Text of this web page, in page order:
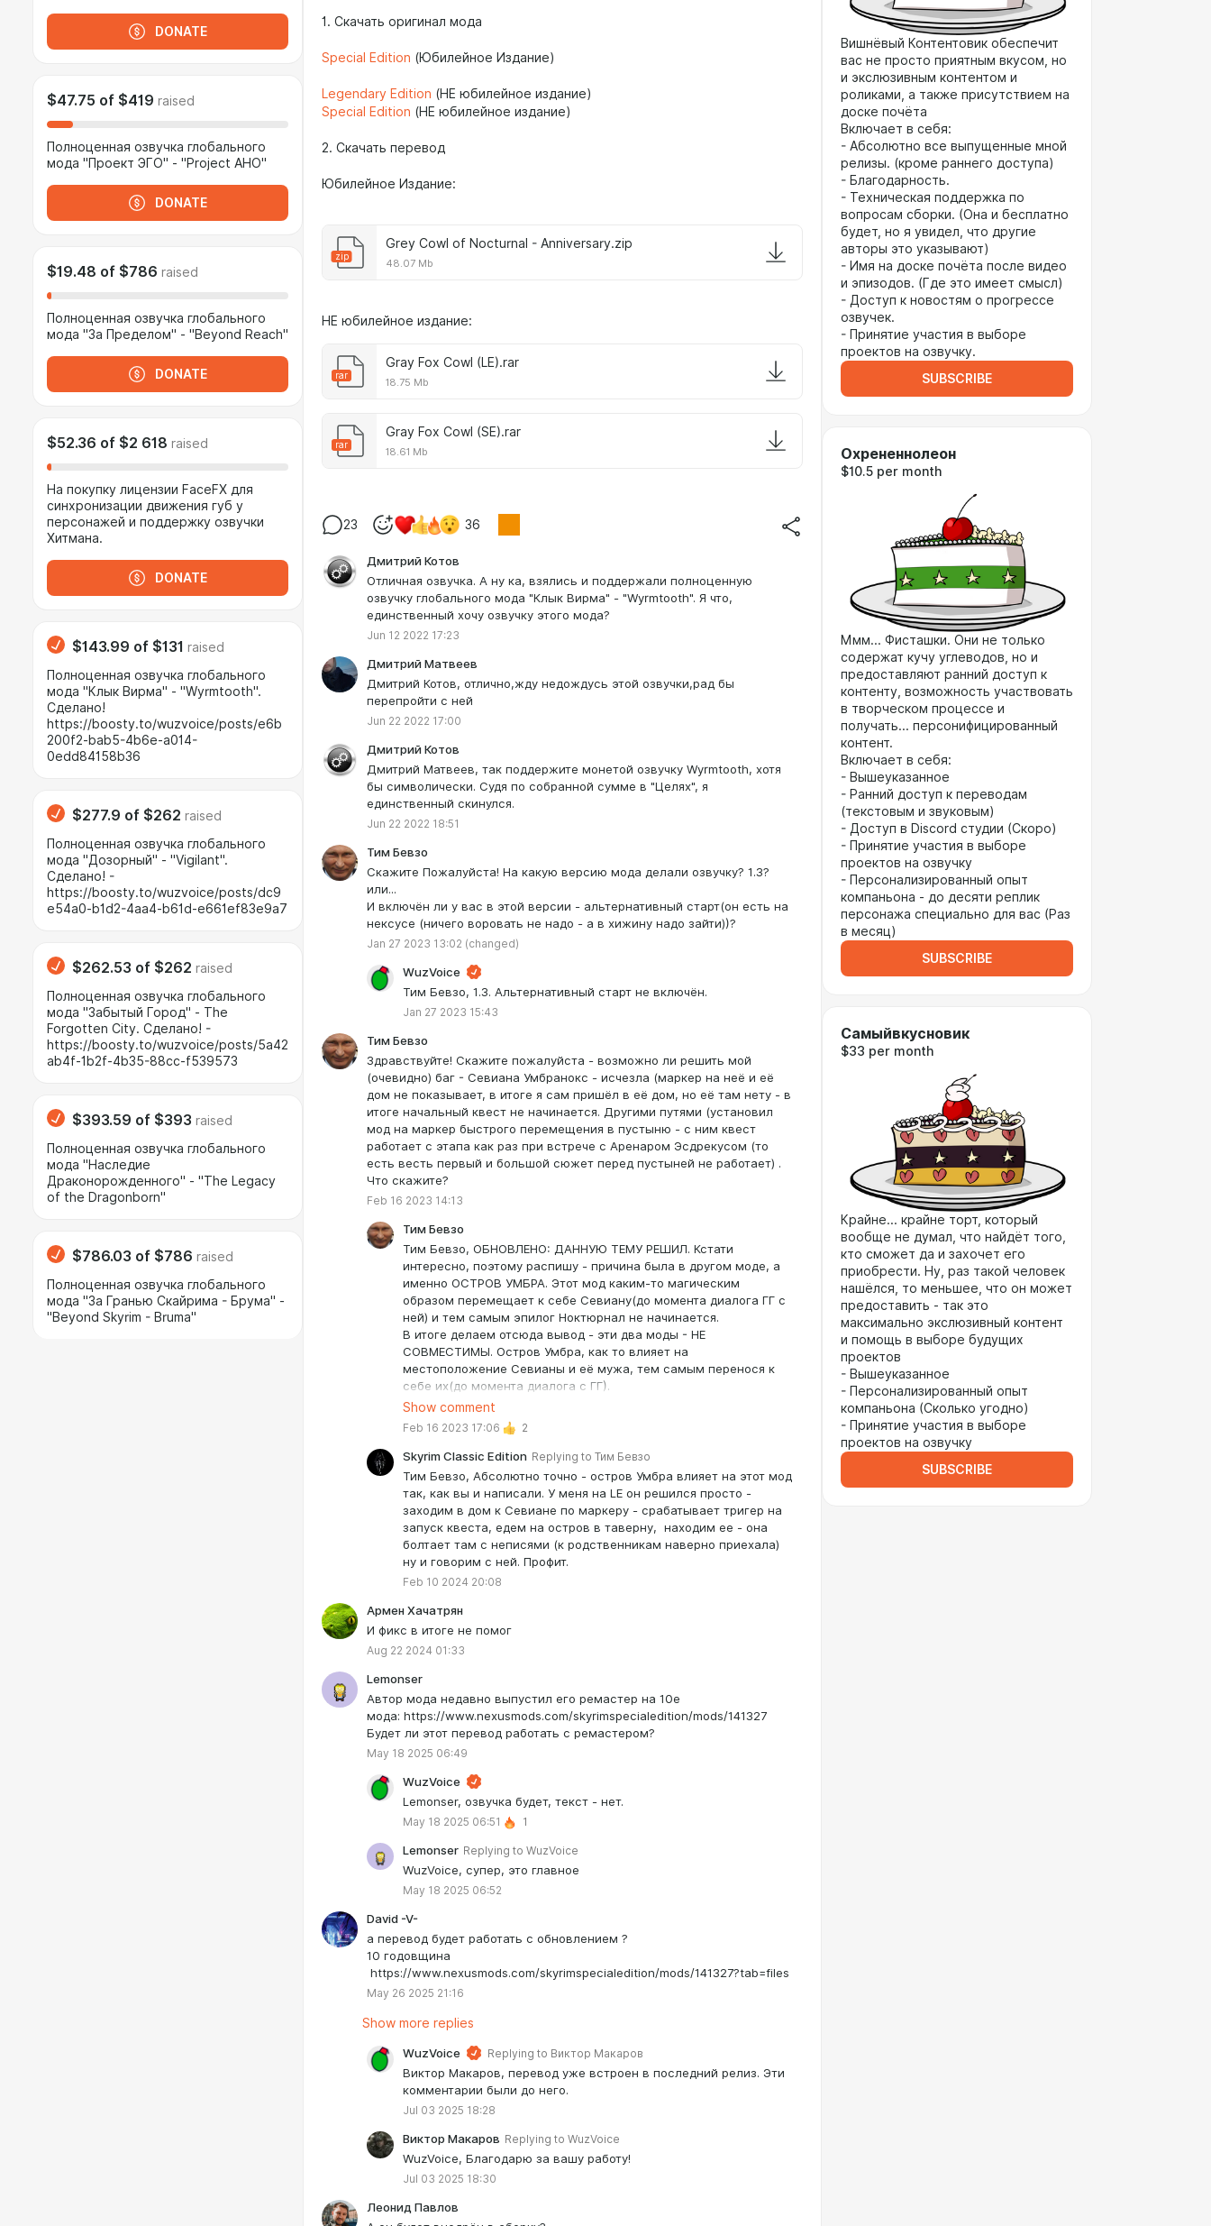
DONATE
$47.75 of $419 raised
Полноценная озвучка глобального
мода "Проект ЭГО" - "Project AHO"
DONATE
$19.48 of $786 raised
Полноценная озвучка глобального
мода "За Пределом" - "Beyond Reach"
DONATE
$52.36 of $2 618 raised
На покупку лицензии FaceFX для
синхронизации движения губ у
персонажей и поддержку озвучки
Хитмана.
DONATE
$143.99 of $131 raised
Полноценная озвучка глобального
мода "Клык Вирма" - "Wyrmtooth".
Сделано!
https://boosty.to/wuzvoice/posts/e6b
200f2-bab5-4b6e-a014-
0edd84158b36
$277.9 of $262 raised
Полноценная озвучка глобального
мода "Дозорный" - "Vigilant".
Сделано! -
https://boosty.to/wuzvoice/posts/dc9
e54a0-b1d2-4aa4-b61d-e661ef83e9a7
$262.53 of $262 raised
Полноценная озвучка глобального
мода "Забытый Город" - The
Forgotten City. Сделано! -
https://boosty.to/wuzvoice/posts/5a42
ab4f-1b2f-4b35-88cc-f539573
$393.59 of $393 raised
Полноценная озвучка глобального
мода "Наследие
Драконорожденного" - "The Legacy
of the Dragonborn"
$786.03 of $786 raised
Полноценная озвучка глобального
мода "За Гранью Скайрима - Брума" -
"Beyond Skyrim - Bruma"
1. Скачать оригинал мода
Special Edition (Юбилейное Издание)
Legendary Edition (НЕ юбилейное издание)
Special Edition (НЕ юбилейное издание)
2. Скачать перевод
Юбилейное Издание:
zip
Grey Cowl of Nocturnal - Anniversary.zip
48.07 Mb
НЕ юбилейное издание:
rar
Gray Fox Cowl (LE).rar
18.75 Mb
rar
Gray Fox Cowl (SE).rar
18.61 Mb
23 36
Дмитрий Котов
Отличная озвучка. А ну ка, взялись и поддержали полноценную
озвучку глобального мода "Клык Вирма" - "Wyrmtooth". Я что,
единственный хочу озвучку этого мода?
Jun 12 2022 17:23
Дмитрий Матвеев
Дмитрий Котов, отлично,жду недождусь этой озвучки,рад бы
перепройти с ней
Jun 22 2022 17:00
Дмитрий Котов
Дмитрий Матвеев, так поддержите монетой озвучку Wyrmtooth, хотя
бы символически. Судя по собранной сумме в "Целях", я
единственный скинулся.
Jun 22 2022 18:51
Тим Бевзо
Скажите Пожалуйста! На какую версию мода делали озвучку? 1.3?
или...
И включён ли у вас в этой версии - альтернативный старт(он есть на
нексусе (ничего воровать не надо - а в хижину надо зайти))?
Jan 27 2023 13:02 (changed)
WuzVoice
Тим Бевзо, 1.3. Альтернативный старт не включён.
Jan 27 2023 15:43
Тим Бевзо
Здравствуйте! Скажите пожалуйста - возможно ли решить мой
(очевидно) баг - Севиана Умбранокс - исчезла (маркер на неё и её
дом не показывает, в итоге я сам пришёл в её дом, но её там нету - в
итоге начальный квест не начинается. Другими путями (установил
мод на маркер быстрого перемещения в пустыню - с ним квест
работает с этапа как раз при встрече с Аренаром Эсдрекусом (то
есть весть первый и большой сюжет перед пустыней не работает) .
Что скажите?
Feb 16 2023 14:13
Тим Бевзо
Тим Бевзо, ОБНОВЛЕНО: ДАННУЮ ТЕМУ РЕШИЛ. Кстати
интересно, поэтому распишу - причина была в другом моде, а
именно ОСТРОВ УМБРА. Этот мод каким-то магическим
образом перемещает к себе Севиану(до момента диалога ГГ с
ней) и тем самым эпилог Ноктюрнал не начинается.
В итоге делаем отсюда вывод - эти два моды - НЕ
СОВМЕСТИМЫ. Остров Умбра, как то влияет на
местоположение Севианы и её мужа, тем самым перенося к
себе их(до момента диалога с ГГ).
Вообщем отсюда делаем второй вывод - НУЖНО Просить/
выпрашивать, чтобы какие-нибудь гении создали патч/фикс
совместимости этих двух глобальных модов. Исправили/убрали
телепорт Севианы в Умбру - тем самым привязав её только к
своему дому(вместе с мужем).
Умбра сам по себе мод тоже хорош, поэтому просто забить на
него - обидно и хочется чтоб они были оба. Оставлю это здесь -
на случай если, кто-то тоже столкнулся с этим.
Show comment
Feb 16 2023 17:06 2
Skyrim Classic Edition Replying to Тим Бевзо
Тим Бевзо, Абсолютно точно - остров Умбра влияет на этот мод
так, как вы и написали. У меня на LE он решился просто -
заходим в дом к Севиане по маркеру - срабатывает тригер на
запуск квеста, едем на остров в таверну, находим ее - она
болтает там с неписями (к родственникам наверно приехала)
ну и говорим с ней. Профит.
Feb 10 2024 20:08
Армен Хачатрян
И фикс в итоге не помог
Aug 22 2024 01:33
Lemonser
Автор мода недавно выпустил его ремастер на 10е
мода: https://www.nexusmods.com/skyrimspecialedition/mods/141327
Будет ли этот перевод работать с ремастером?
May 18 2025 06:49
WuzVoice
Lemonser, озвучка будет, текст - нет.
May 18 2025 06:51 1
Lemonser Replying to WuzVoice
WuzVoice, супер, это главное
May 18 2025 06:52
David -V-
а перевод будет работать с обновлением ?
10 годовщина
https://www.nexusmods.com/skyrimspecialedition/mods/141327?tab=files
May 26 2025 21:16
Show more replies
WuzVoice Replying to Виктор Макаров
Виктор Макаров, перевод уже встроен в последний релиз. Эти
комментарии были до него.
Jul 03 2025 18:28
Виктор Макаров Replying to WuzVoice
WuzVoice, Благодарю за вашу работу!
Jul 03 2025 18:30
Леонид Павлов
Вишнёвый Контентовик обеспечит
вас не просто приятным вкусом, но
и экслюзивным контентом и
роликами, а также присутствием на
доске почёта
Включает в себя:
- Абсолютно все выпущенные мной
релизы. (кроме раннего доступа)
- Благодарность.
- Техническая поддержка по
вопросам сборки. (Она и бесплатно
будет, но я увидел, что другие
авторы это указывают)
- Имя на доске почёта после видео
и эпизодов. (Где это имеет смысл)
- Доступ к новостям о прогрессе
озвучек.
- Принятие участия в выборе
проектов на озвучку.
SUBSCRIBE
Охрененнолеон
$10.5 per month
Ммм... Фисташки. Они не только
содержат кучу углеводов, но и
предоставляют ранний доступ к
контенту, возможность участвовать
в творческом процессе и
получать... персонифицированный
контент.
Включает в себя:
- Вышеуказанное
- Ранний доступ к переводам
(текстовым и звуковым)
- Доступ в Discord студии (Скоро)
- Принятие участия в выборе
проектов на озвучку
- Персонализированный опыт
компаньона - до десяти реплик
персонажа специально для вас (Раз
в месяц)
SUBSCRIBE
Самыйвкусновик
$33 per month
Крайне... крайне торт, который
вообще не думал, что найдёт того,
кто сможет да и захочет его
приобрести. Ну, раз такой человек
нашёлся, то меньшее, что он может
предоставить - так это
максимально экслюзивный контент
и помощь в выборе будущих
проектов
- Вышеуказанное
- Персонализированный опыт
компаньона (Сколько угодно)
- Принятие участия в выборе
проектов на озвучку
SUBSCRIBE